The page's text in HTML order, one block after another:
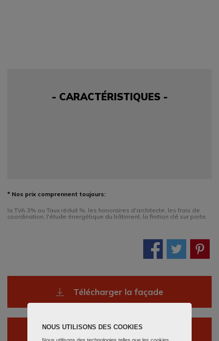
- CARACTÉRISTIQUES -
* Nos prix comprennent toujours:
la TVA 3% ou Taux réduit %, les honoraires d'architecte, les frais de
coordination, l'étude énergétique du bâtiment, la finition clé sur porte.
Télécharger la façade
NOUS UTILISONS DES COOKIES
Nous utilisons des technologies telles que les cookies